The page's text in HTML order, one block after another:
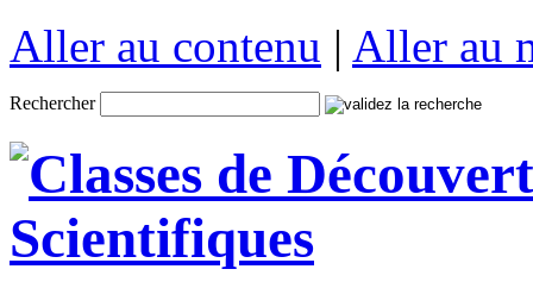
Aller au contenu | Aller au
Rechercher